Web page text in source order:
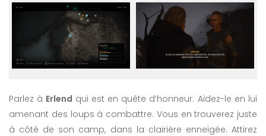
Parlez à Erlend qui est en quête d’honneur. Aidez-le en lui
amenant des loups à combattre. Vous en trouverez juste
à côté de son camp, dans la clairière enneigée. Attirez